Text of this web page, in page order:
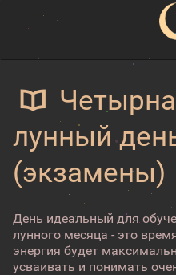
лунный
(экзамены)
День идеальный для
лунного месяца - это
энергия будет
усваивать и понимать